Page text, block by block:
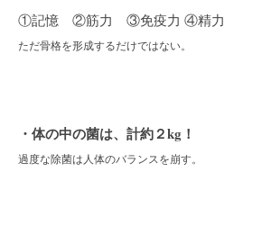
①記憶 ②筋力 ③免疫力 ④精力
ただ骨格を形成するだけではない。
・体の中の菌は、計約２kg！
過度な除菌は人体のバランスを崩す。